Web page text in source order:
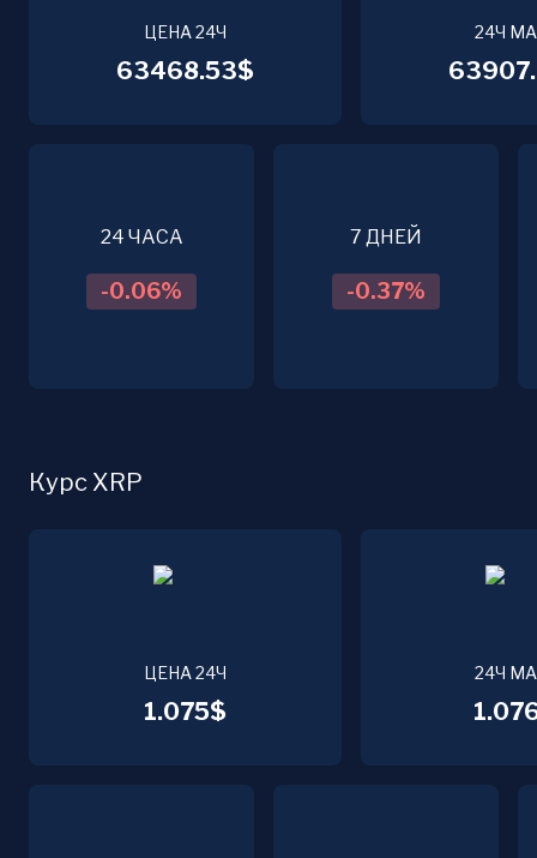
ЦЕНА 24Ч
63468.53$
24Ч
24 ЧАСА
-0.06%
7 ДНЕЙ
-0.37%
Курс XRP
ЦЕНА 24Ч
1.075$
24Ч